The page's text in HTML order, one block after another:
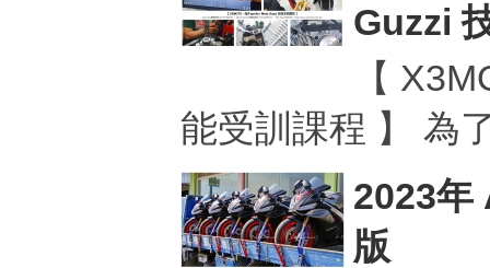
Guzzi
【
能受訓課程 】 為
2023年
版